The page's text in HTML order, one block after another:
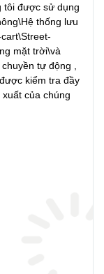
tôi được sử dụng
thống lưu
mặt trời\và
tự động ,
kiểm tra đầy
của chúng